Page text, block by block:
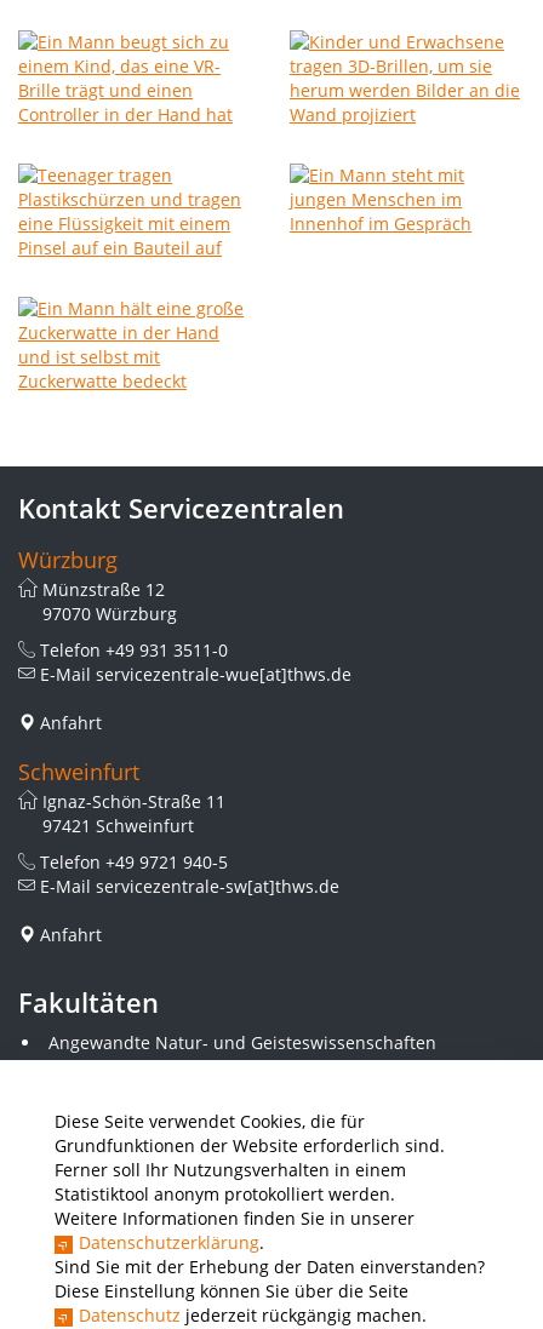
Diese Seite verwendet Cookies, die für
Grundfunktionen der Website erforderlich sind.
Ferner soll Ihr Nutzungsverhalten in einem
Statistiktool anonym protokolliert werden.
Weitere Informationen finden Sie in unserer
Datenschutzerklärung.
Sind Sie mit der Erhebung der Daten einverstanden?
Diese Einstellung können Sie über die Seite
Datenschutz jederzeit rückgängig machen.
Kontakt Servicezentralen
Würzburg
Münzstraße 12
97070 Würzburg
Telefon +49 931 3511-0
E-Mail servicezentrale-wue[at]thws.de
Anfahrt
Schweinfurt
Ignaz-Schön-Straße 11
97421 Schweinfurt
Telefon +49 9721 940-5
E-Mail servicezentrale-sw[at]thws.de
Anfahrt
Fakultäten
Angewandte Natur- und Geisteswissenschaften
Angewandte Sozialwissenschaften
Elektrotechnik
Gestaltung
Informatik und Wirtschaftsinformatik
Kunststofftechnik und Vermessung
Maschinenbau
THWS Business School
Wirtschaftsingenieurwesen